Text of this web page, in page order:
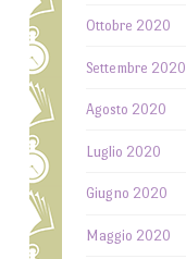
Ottobre 2020
Settembre 2020
Agosto 2020
Luglio 2020
Giugno 2020
Maggio 2020